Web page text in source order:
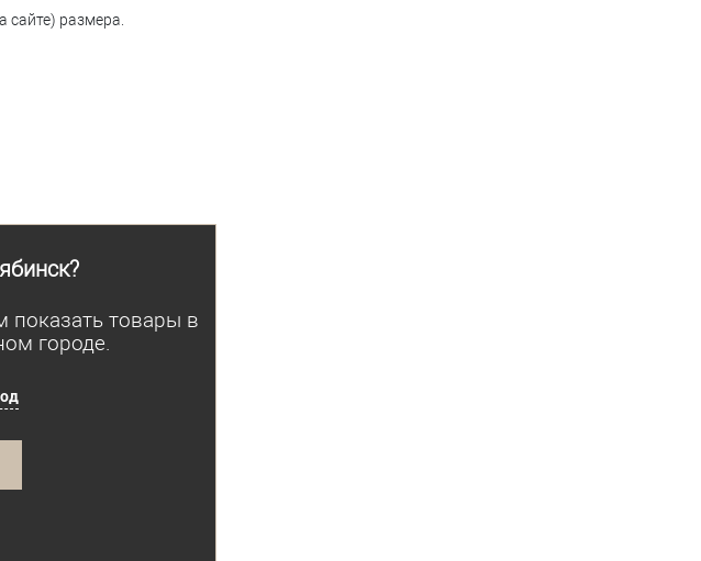
товары в
городе.
сайте) размера.